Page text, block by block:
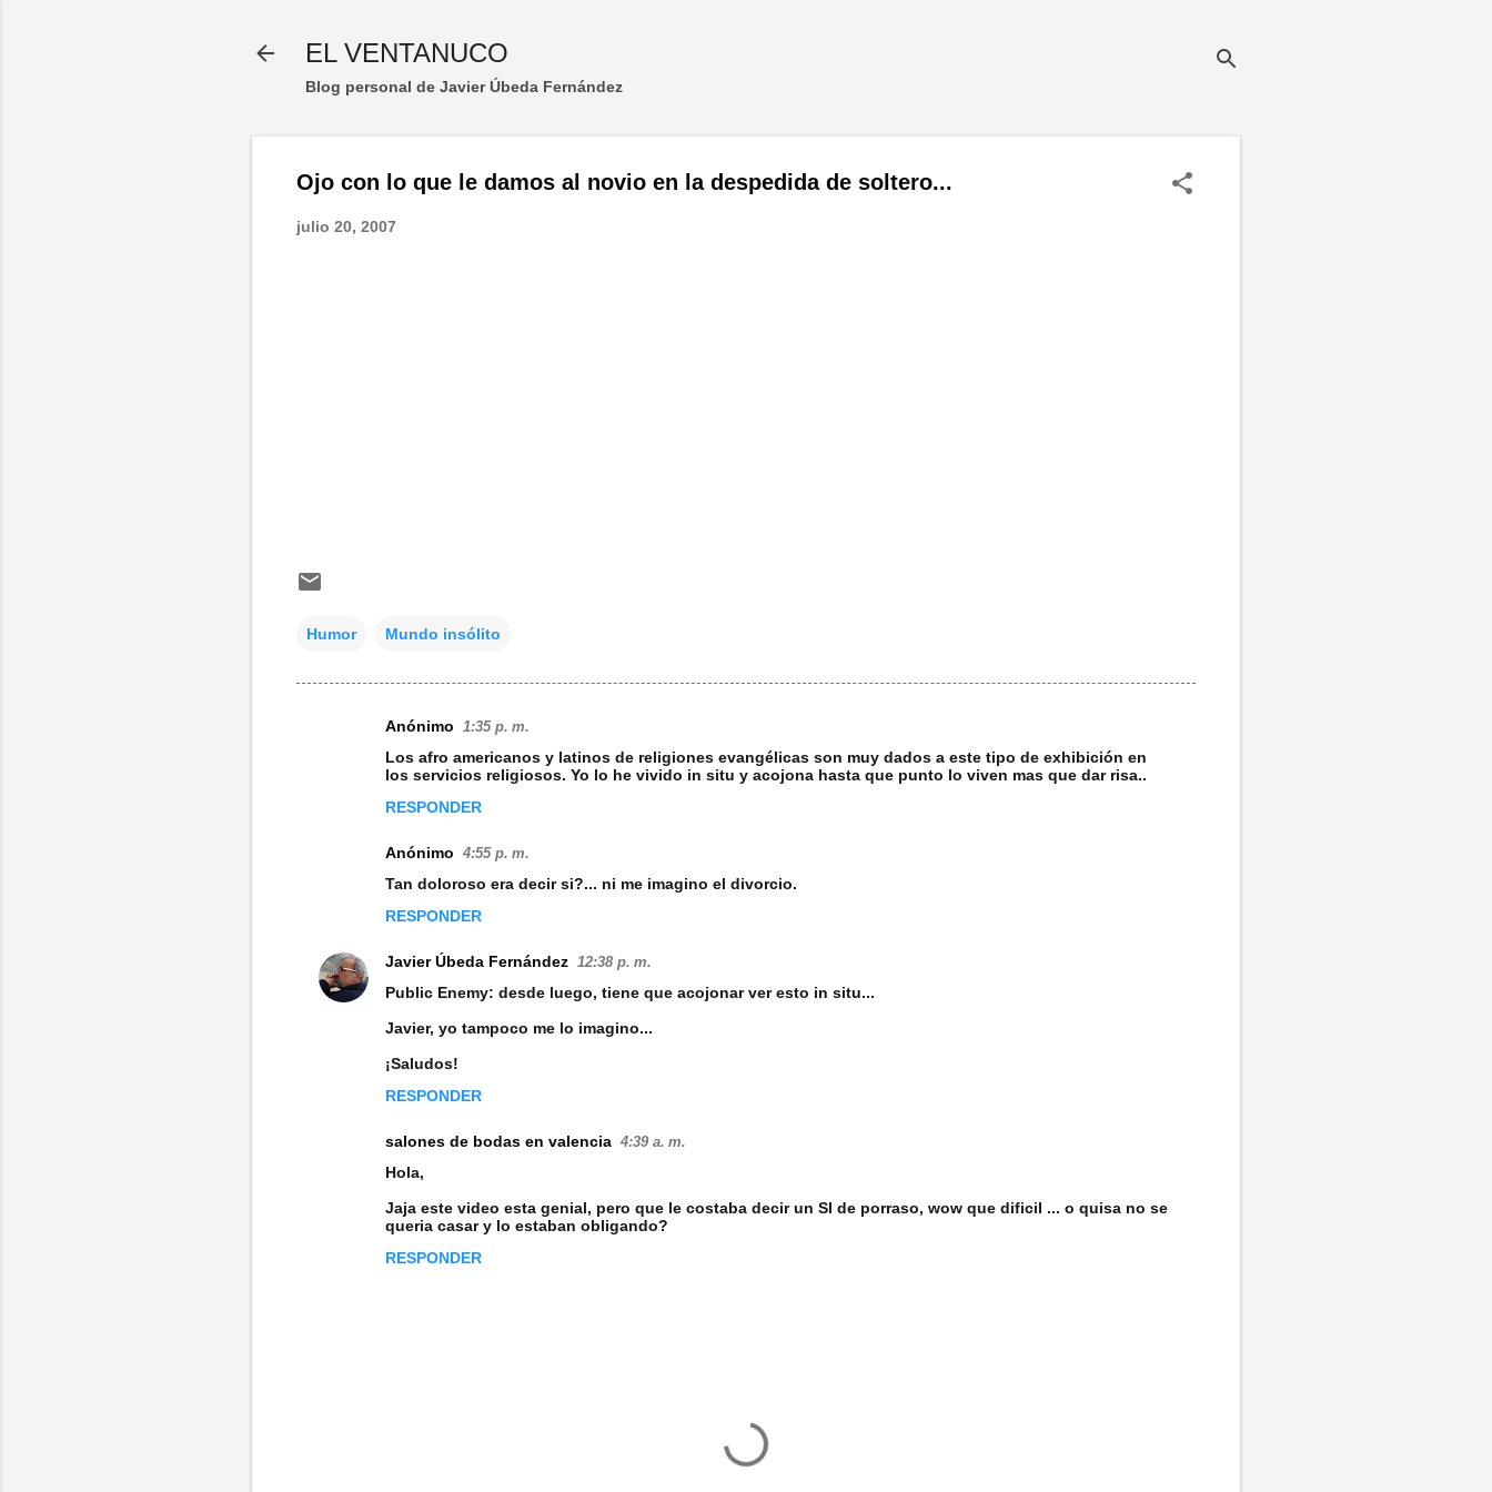
EL VENTANUCO
Blog personal de Javier Úbeda Fernández
Ojo con lo que le damos al novio en la despedida de soltero...
julio 20, 2007
Humor Mundo insólito
i
Anónimo 1:35 p. m.
Los afro americanos y latinos de religiones evangélicas son muy dados a este tipo de exhibición en
los servicios religiosos. Yo lo he vivido in situ y acojona hasta que punto lo viven mas que dar risa..
RESPONDER
Anónimo 4:55 p. m.
Tan doloroso era decir si?... ni me imagino el divorcio.
RESPONDER
Javier Úbeda Fernández 12:38 p. m.
Public Enemy: desde luego, tiene que acojonar ver esto in situ...
Javier, yo tampoco me lo imagino...
¡Saludos!
RESPONDER
salones de bodas en valencia 4:39 a. m.
Hola,
Jaja este video esta genial, pero que le costaba decir un SI de porraso, wow que dificil ... o quisa no se
queria casar y lo estaban obligando?
RESPONDER